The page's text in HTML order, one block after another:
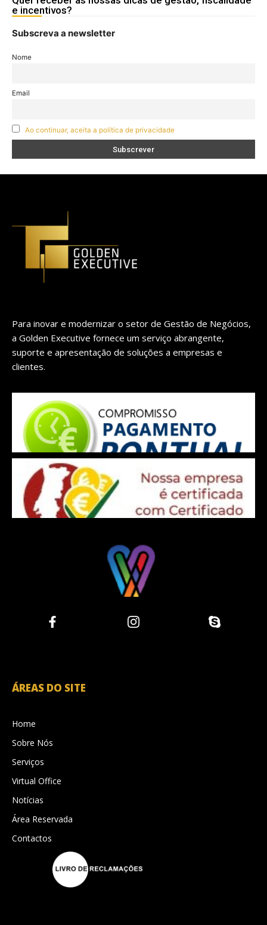
e incentivos?
Subscreva a newsletter
Nome
Email
Ao continuar, aceita a política de privacidade
Para inovar e modernizar o setor de Gestão de Negócios,
a Golden Executive fornece um serviço abrangente,
suporte e apresentação de soluções a empresas e
clientes.
ÁREAS DO SITE
Home
Sobre Nós
Serviços
Virtual Office
Notícias
Área Reservada
Contactos